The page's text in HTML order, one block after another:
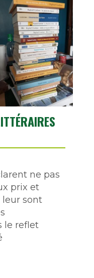
ne pas
prix et
sont
le reflet